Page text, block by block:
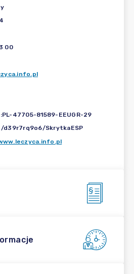
00
47705-81589-EEUGR-29
/d39r7rq9o6/SkrytkaESP